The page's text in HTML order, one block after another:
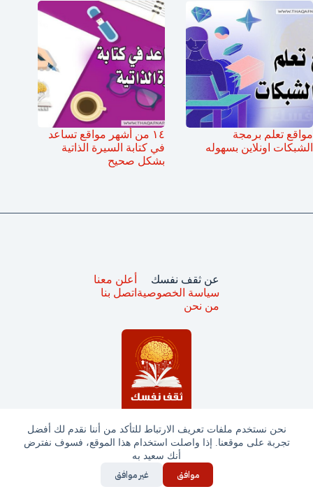
نحن نستخدم ملفات تعريف الارتباط للتأكد من أننا نقدم لك أفضل
تجربة على موقعنا. إذا واصلت استخدام هذا الموقع، فسوف نفترض
أنك سعيد به
موافق غير موافق
مواقع تعلم برمجة
الشبكات اونلاين بسهوله
١٤ من أشهر مواقع تساعد
في كتابة السيرة الذاتية
بشكل صحيح
جميع الحقوق محفوظة © ثقف نفسك 2025
عن ثقف نفسك
سياسة الخصوصية
من نحن
أعلن معنا
اتصل بنا